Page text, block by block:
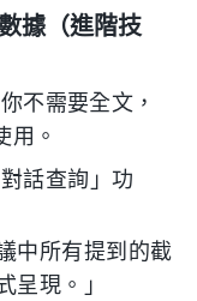
據（進階技
不需要全文，
用。
話查詢」功
中所有提到的截
呈現。」